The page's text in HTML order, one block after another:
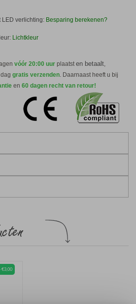
LED verlichting: Besparing berekenen?
Lichtkleur
vóór 20:00 uur plaatsten betaalt,
gratis verzenden. Daarnaast heeft u bij
en 60 dagen recht van retour!
€3,00